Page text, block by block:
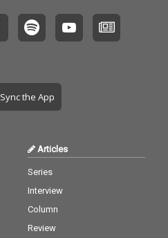
Sync the App
Articles
Series
Interview
Column
Review